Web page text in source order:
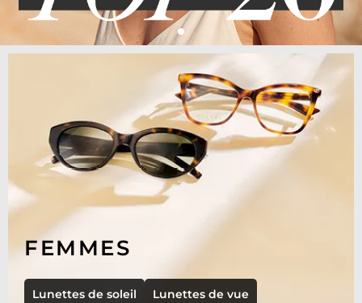
FEMMES
Lunettes de soleil Lunettes de vue